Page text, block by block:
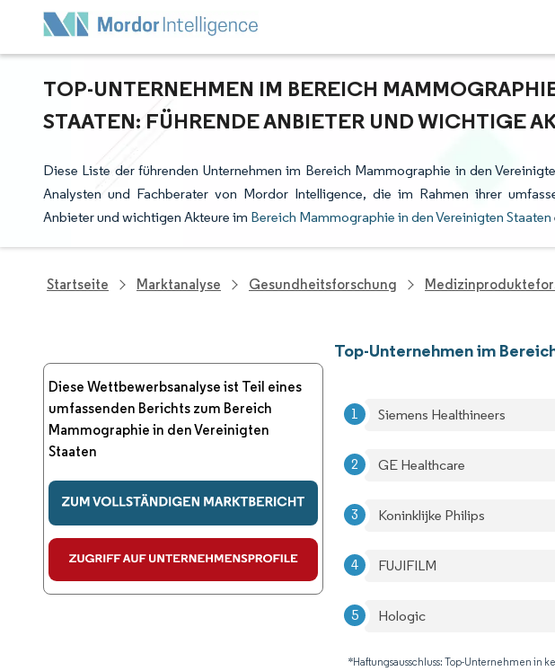
TOP-UNTERNEHMEN IM BEREICH
STAATEN: FÜHRENDE ANBIETER UND WICHTIGE
Diese Liste der führenden Unternehmen im Bereich Mammographie in den
Analysten und Fachberater von Mordor Intelligence, die im Rahmen ihrer
Anbieter und wichtigen Akteure im Bereich Mammographie in den Vereinigten Staaten
Startseite Marktanalyse Gesundheitsforschung
Diese Wettbewerbsanalyse ist Teil eines
umfassenden Berichts zum Bereich
Mammographie in den Vereinigten
Staaten
Top-Unternehmen im
Siemens Healthineers
GE Healthcare
Koninklijke Philips
FUJIFILM
Hologic
*Haftungsausschluss: Top-Unternehmen in